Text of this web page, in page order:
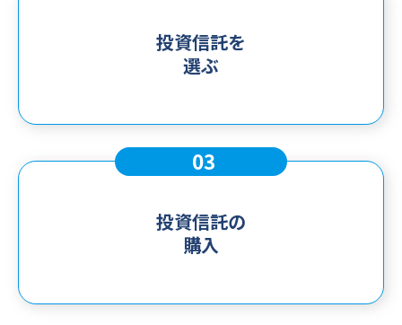
投資信託を
選ぶ
03
投資信託の
購入